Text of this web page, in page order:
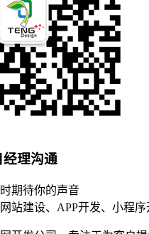
理沟通
期待你的声音
站建设、APP开发、小程序